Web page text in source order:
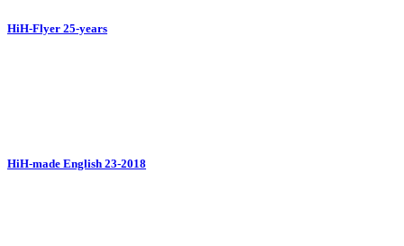
HiH-Flyer 25-years
HiH-made English 23-2018